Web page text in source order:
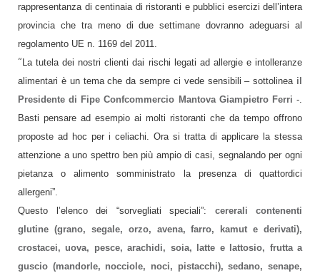
rappresentanza di centinaia di ristoranti e pubblici esercizi dell’intera
provincia che tra meno di due settimane dovranno adeguarsi al
regolamento UE n. 1169 del 2011.
“La tutela dei nostri clienti dai rischi legati ad allergie e intolleranze
alimentari è un tema che da sempre ci vede sensibili – sottolinea il
Presidente di Fipe Confcommercio Mantova Giampietro Ferri -.
Basti pensare ad esempio ai molti ristoranti che da tempo offrono
proposte ad hoc per i celiachi. Ora si tratta di applicare la stessa
attenzione a uno spettro ben più ampio di casi, segnalando per ogni
pietanza o alimento somministrato la presenza di quattordici
allergeni”.
Questo l’elenco dei “sorvegliati speciali”: cererali contenenti
glutine (grano, segale, orzo, avena, farro, kamut e derivati),
crostacei, uova, pesce, arachidi, soia, latte e lattosio, frutta a
guscio (mandorle, nocciole, noci, pistacchi), sedano, senape,